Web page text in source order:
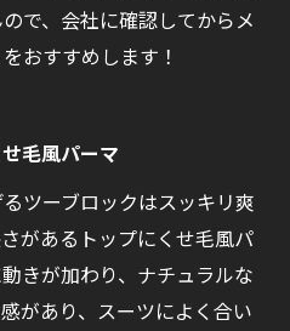
で、会社に確認してからメ
おすすめします！
毛風パーマ
ツーブロックはスッキリ爽
があるトップにくせ毛風パ
きが加わり、ナチュラルな
があり、スーツによく合い